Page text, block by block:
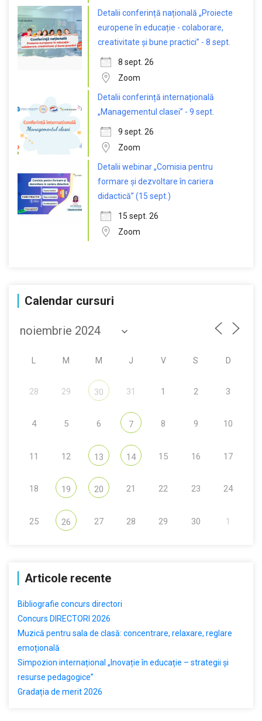
Detalii conferință națională „Proiecte
europene în educație - colaborare,
creativitate și bune practici” - 8 sept.
8 sept. 26
Zoom
Detalii conferință internațională
„Managementul clasei” - 9 sept.
9 sept. 26
Zoom
Detalii webinar „Comisia pentru
formare și dezvoltare în cariera
didactică” (15 sept.)
15 sept. 26
Zoom
Calendar cursuri
M M J V S D
28 29 30 31 1 2 3
4 5 6 7 8 9 10
11 12 13 14 15 16 17
18 19 20 21 22 23 24
25 26 27 28 29 30 1
Articole recente
Bibliografie concurs directori
Concurs DIRECTORI 2026
Muzică pentru sala de clasă: concentrare, relaxare, reglare
emoțională
Simpozion internațional „Inovație în educație – strategii și
resurse pedagogice”
Gradația de merit 2026